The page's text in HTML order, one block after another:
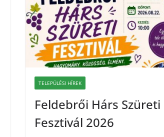
TELEPÜLÉSI HÍREK
Feldebrői Hárs Szüreti
Fesztivál 2026